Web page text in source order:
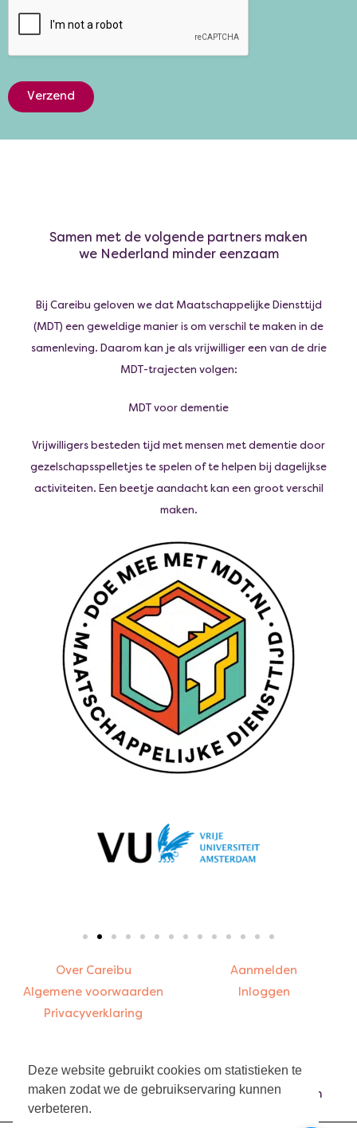
Deze website gebruikt cookies om statistieken te
maken zodat we de gebruikservaring kunnen
verbeteren.
Verzend
Samen met de volgende partners maken
we Nederland minder eenzaam
Bij Careibu geloven we dat Maatschappelijke Diensttijd
(MDT) een geweldige manier is om verschil te maken in de
samenleving. Daarom kan je als vrijwilliger een van de drie
MDT-trajecten volgen:
MDT voor dementie
Vrijwilligers besteden tijd met mensen met dementie door
gezelschapsspelletjes te spelen of te helpen bij dagelijkse
activiteiten. Een beetje aandacht kan een groot verschil
maken.
Over Careibu
Algemene voorwaarden
Privacyverklaring
Aanmelden
Inloggen
info@careibu.com
085 – 016 00 48
Asterweg 20-K5
1031 HN Amsterdam